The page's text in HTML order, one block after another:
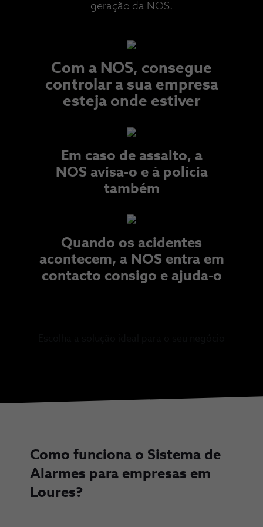
geração da NOS.​
Com a NOS, consegue
controlar a sua empresa
esteja onde estiver​
Em caso de assalto, a
NOS avisa-o e à polícia
também​
Quando os acidentes
acontecem, a NOS entra em
contacto consigo e ajuda-o
Como funciona o Sistema de
Alarmes para empresas em
Loures?